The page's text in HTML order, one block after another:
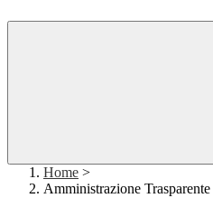
Home >
Amministrazione Trasparente